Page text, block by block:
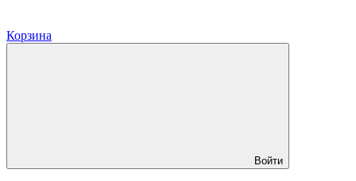
Корзина
Войти